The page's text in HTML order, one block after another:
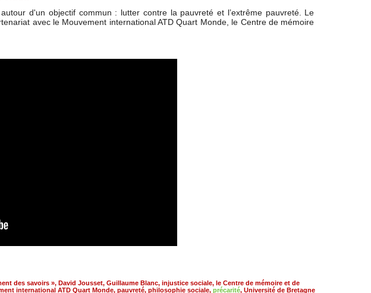
d'un objectif commun : lutter contre la pauvreté et l’extrême pauvreté. Le
avec le Mouvement international ATD Quart Monde, le Centre de mémoire
des savoirs », David Jousset, Guillaume Blanc, injustice sociale, le Centre de mémoire et de
international ATD Quart Monde, pauvreté, philosophie sociale, précarité, Université de Bretagne